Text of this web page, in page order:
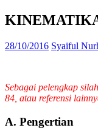
28/10/2016 Syaiful
Sebagai pelengkap
84, atau referensi
A. Pengertian